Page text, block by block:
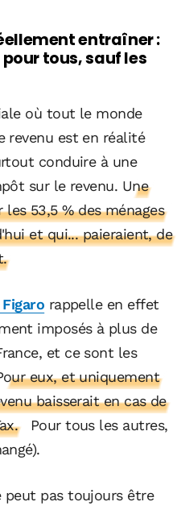
entraîner :
tous, sauf les
où tout le monde
revenu est en réalité
conduire à une
sur le revenu. Une
53,5 % des ménages
et qui... paieraient, de
Figaro rappelle en effet
imposés à plus de
et ce sont les
eux, et uniquement
baisserait en cas de
Pour tous les autres,
pas toujours être